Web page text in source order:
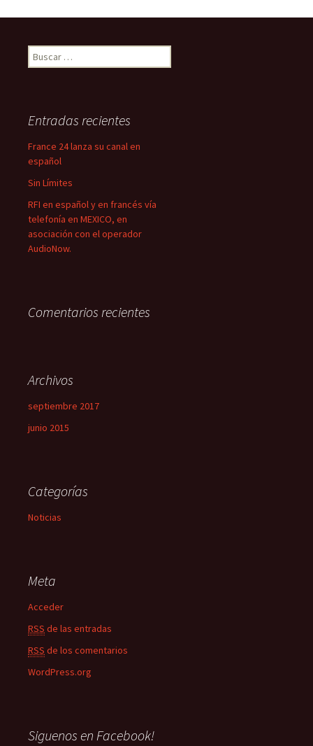
B
u
r
:
Entradas recientes
France 24 lanza su canal en
español
Sin Límites
RFI en español y en francés vía
telefonía en MEXICO, en
asociación con el operador
AudioNow.
Comentarios recientes
Archivos
septiembre 2017
junio 2015
Categorías
Noticias
Meta
Acceder
RSS de las entradas
RSS de los comentarios
WordPress.org
Siguenos en Facebook!